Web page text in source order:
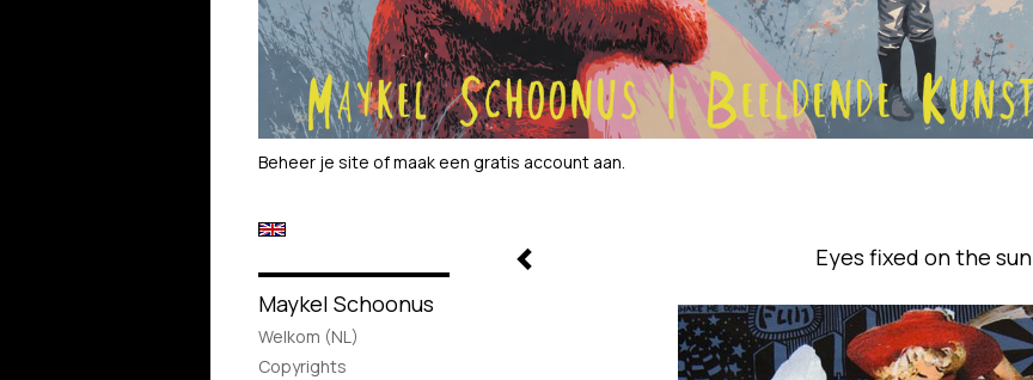
Beheer je site ofmaak een gratis account aan.
Eyes fixed on the sun
Maykel Schoonus
Welkom (NL)
Copyrights